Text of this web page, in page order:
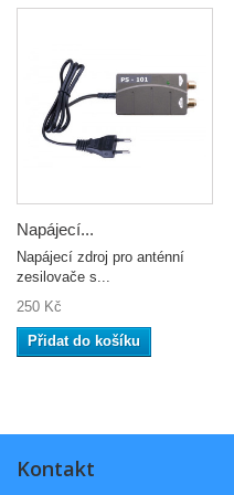
Napájecí...
Napájecí zdroj pro anténní
zesilovače s...
250 Kč
Přidat do košíku
Kontakt